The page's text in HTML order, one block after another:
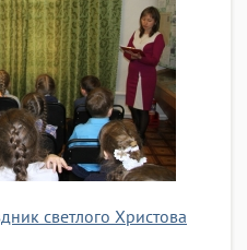
светлого Христова